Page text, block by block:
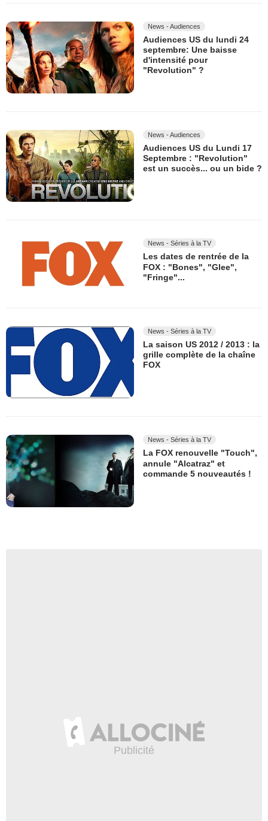
News - Audiences
Audiences US du lundi 24
septembre: Une baisse
d'intensité pour
"Revolution" ?
News - Audiences
Audiences US du Lundi 17
Septembre : "Revolution"
est un succès... ou un bide ?
News - Séries à la TV
Les dates de rentrée de la
FOX : "Bones", "Glee",
"Fringe"...
News - Séries à la TV
La saison US 2012 / 2013 : la
grille complète de la chaîne
FOX
News - Séries à la TV
La FOX renouvelle "Touch",
annule "Alcatraz" et
commande 5 nouveautés !